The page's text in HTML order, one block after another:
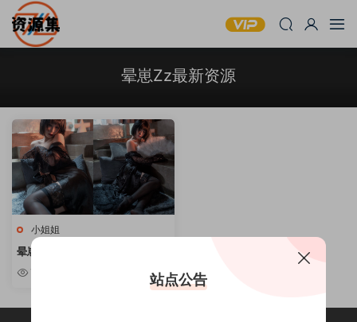
晕崽Zz最新资源
小姐姐
晕崽Zz – 性感妹子写真资源 [持续
更新]7.65w 站点公告